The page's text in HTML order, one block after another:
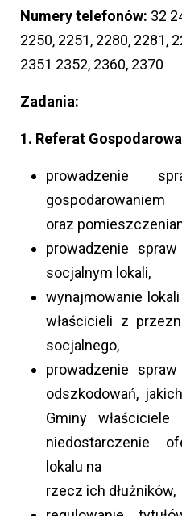
Numery telefonów: 32
2250, 2251, 2280, 2281,
2351 2352, 2360, 2370
Zadania:
1. Referat
prowadzenie
oraz
prowadzenie
socjalnym lokali,
wynajmowanie
właścicieli z
socjalnego,
prowadzenie
odszkodowań,
Gminy
niedostarczenie
lokalu na
rzecz ich dłużników,